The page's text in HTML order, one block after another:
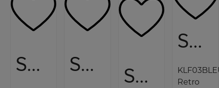
Smeg Kaffemaskine Smeg Induktionskomfur Smeg Indbygningsmikroovn
Smeg Elkedel
Retro